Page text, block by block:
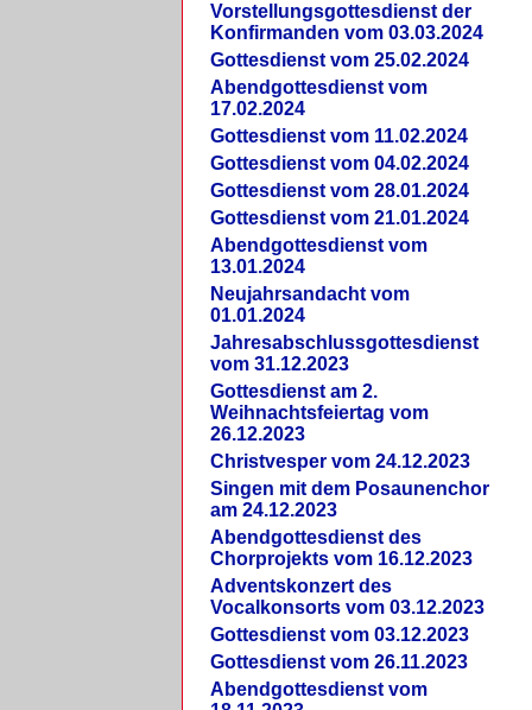
Vorstellungsgottesdienst der
Konfirmanden vom 03.03.2024
Gottesdienst vom 25.02.2024
Abendgottesdienst vom
17.02.2024
Gottesdienst vom 11.02.2024
Gottesdienst vom 04.02.2024
Gottesdienst vom 28.01.2024
Gottesdienst vom 21.01.2024
Abendgottesdienst vom
13.01.2024
Neujahrsandacht vom
01.01.2024
Jahresabschlussgottesdienst
vom 31.12.2023
Gottesdienst am 2.
Weihnachtsfeiertag vom
26.12.2023
Christvesper vom 24.12.2023
Singen mit dem Posaunenchor
am 24.12.2023
Abendgottesdienst des
Chorprojekts vom 16.12.2023
Adventskonzert des
Vocalkonsorts vom 03.12.2023
Gottesdienst vom 03.12.2023
Gottesdienst vom 26.11.2023
Abendgottesdienst vom